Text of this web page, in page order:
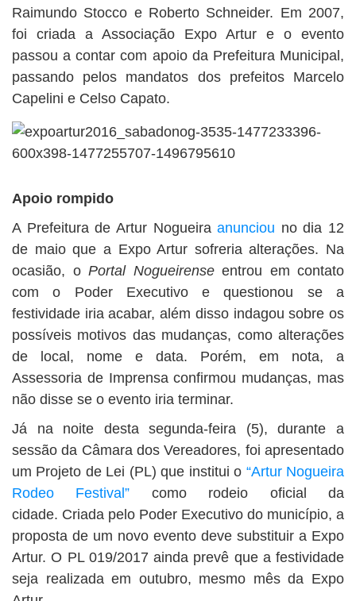
Raimundo Stocco e Roberto Schneider. Em 2007,
foi criada a Associação Expo Artur e o evento
passou a contar com apoio da Prefeitura Municipal,
passando pelos mandatos dos prefeitos Marcelo
Capelini e Celso Capato.
Apoio rompido
A Prefeitura de Artur Nogueiraanunciou no dia 12
de maio que a Expo Artur sofreria alterações. Na
ocasião, o Portal Nogueirenseentrou em contato
com o Poder Executivo e questionou se a
festividade iria acabar, além disso indagou sobre os
possíveis motivos das mudanças, como alterações
de local, nome e data. Porém, em nota, a
Assessoria de Imprensa confirmou mudanças, mas
não disse se o evento iria terminar.
Já na noite desta segunda-feira (5), durante a
sessão da Câmara dos Vereadores, foi apresentado
um Projeto de Lei (PL) que institui o “Artur Nogueira
Rodeo Festival” como rodeio oficial da
cidade. Criada pelo Poder Executivo do município, a
proposta de um novo evento deve substituir a Expo
Artur. O PL 019/2017 ainda prevê que a festividade
seja realizada em outubro, mesmo mês da Expo